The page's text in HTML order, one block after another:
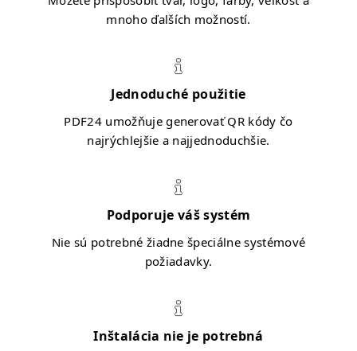
mnoho ďalších možností.
Jednoduché použitie
PDF24 umožňuje generovať QR kódy čo
najrýchlejšie a najjednoduchšie.
Podporuje váš systém
Nie sú potrebné žiadne špeciálne systémové
požiadavky.
Inštalácia nie je potrebná